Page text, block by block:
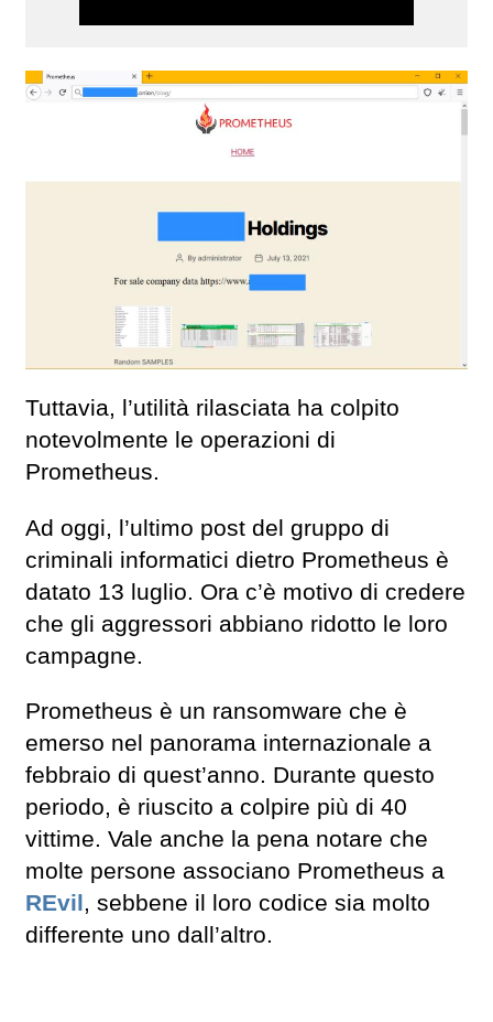
Tuttavia, l’utilità rilasciata ha colpito
notevolmente le operazioni di
Prometheus.
Ad oggi, l’ultimo post del gruppo di
criminali informatici dietro Prometheus è
datato 13 luglio. Ora c’è motivo di credere
che gli aggressori abbiano ridotto le loro
campagne.
Prometheus è un ransomware che è
emerso nel panorama internazionale a
febbraio di quest’anno. Durante questo
periodo, è riuscito a colpire più di 40
vittime. Vale anche la pena notare che
molte persone associano Prometheus a
REvil, sebbene il loro codice sia molto
differente uno dall’altro.